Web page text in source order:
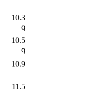
10.3
ｑ
10.5
ｑ
10.9
11.5